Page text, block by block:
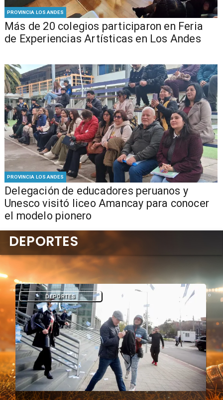
PROVINCIA LOS ANDES
Más de 20 colegios participaron en Feria
de Experiencias Artísticas en Los Andes
PROVINCIA LOS ANDES
Delegación de educadores peruanos y
Unesco visitó liceo Amancay para conocer
el modelo pionero
DEPORTES
DEPORTES